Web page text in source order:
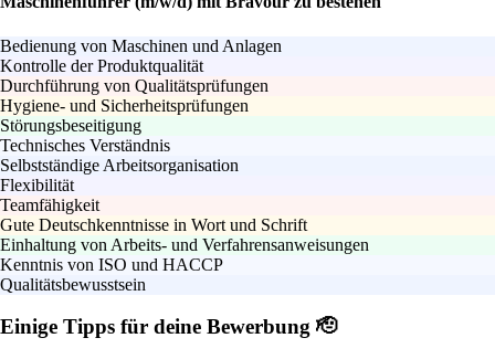
Bedienung von Maschinen und Anlagen
Kontrolle der Produktqualität
Durchführung von Qualitätsprüfungen
Hygiene- und Sicherheitsprüfungen
Störungsbeseitigung
Technisches Verständnis
Selbstständige Arbeitsorganisation
Flexibilität
Teamfähigkeit
Gute Deutschkenntnisse in Wort und Schrift
Einhaltung von Arbeits- und Verfahrensanweisungen
Kenntnis von ISO und HACCP
Qualitätsbewusstsein
Einige Tipps für deine Bewerbung 🫡